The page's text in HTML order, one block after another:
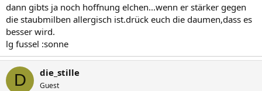
dann gibts ja noch hoffnung elchen...wenn er stärker gegen
die staubmilben allergisch ist.drück euch die daumen,dass es
besser wird.
lg fussel :sonne
D die_stille
Guest